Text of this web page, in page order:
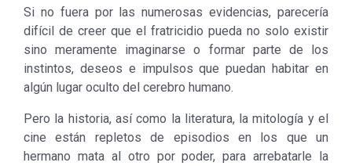
Si no fuera por las numerosas evidencias, parecería
difícil de creer que el fratricidio pueda no solo existir
sino meramente imaginarse o formar parte de los
instintos, deseos e impulsos que puedan habitar en
algún lugar oculto del cerebro humano.
Pero la historia, así como la literatura, la mitología y el
cine están repletos de episodios en los que un
hermano mata al otro por poder, para arrebatarle la